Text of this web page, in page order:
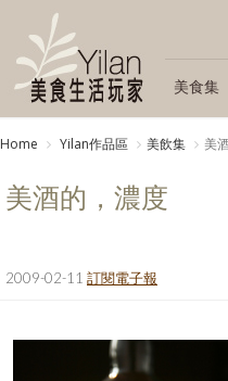
美食集
Home Yilan作品區 美飲集 美
美酒的，濃度
2009-02-11 訂閱電子報